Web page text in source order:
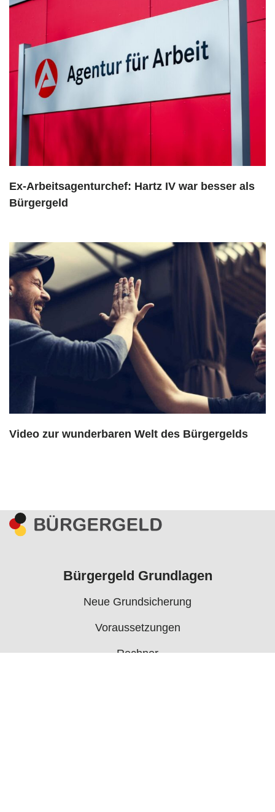
Ex-Arbeitsagenturchef: Hartz IV war besser als
Bürgergeld
Video zur wunderbaren Welt des Bürgergelds
Bürgergeld Grundlagen
Neue Grundsicherung
Voraussetzungen
Rechner